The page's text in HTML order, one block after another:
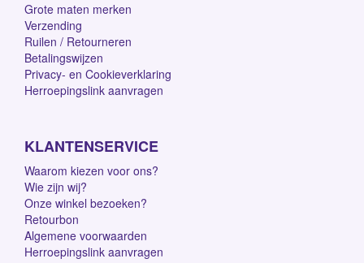
Grote maten merken
Verzending
Ruilen / Retourneren
Betalingswijzen
Privacy- en Cookieverklaring
Herroepingslink aanvragen
KLANTENSERVICE
Waarom kiezen voor ons?
Wie zijn wij?
Onze winkel bezoeken?
Retourbon
Algemene voorwaarden
Herroepingslink aanvragen